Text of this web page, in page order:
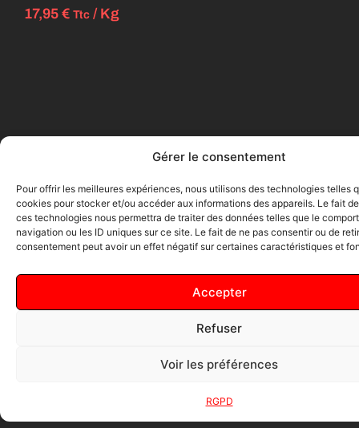
Gérer le consentement
Pour offrir les meilleures expériences, nous utilisons des technologies telles
cookies pour stocker et/ou accéder aux informations des appareils. Le fait
ces technologies nous permettra de traiter des données telles que le
navigation ou les ID uniques sur ce site. Le fait de ne pas consentir ou de
consentement peut avoir un effet négatif sur certaines caractéristiques et
Accepter
Refuser
Voir les préférences
RGPD
17,95 € Ttc / Kg
Conditions